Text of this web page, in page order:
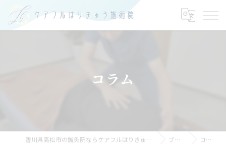
コラム
香川県高松市の鍼灸院ならケアフルはりきゅう施術院 ブログ コラム